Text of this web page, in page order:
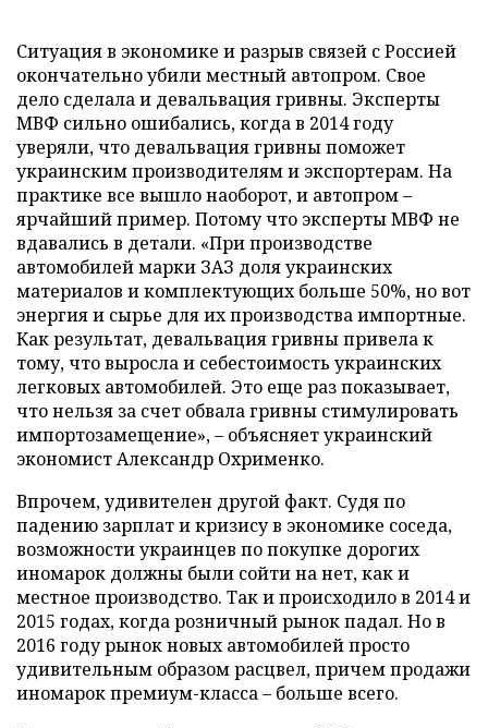
Ситуация в экономике и разрыв связей с Россией
окончательно убили местный автопром. Свое
дело сделала и девальвация гривны. Эксперты
МВФ сильно ошибались, когда в 2014 году
уверяли, что девальвация гривны поможет
украинским производителям и экспортерам. На
практике все вышло наоборот, и автопром –
ярчайший пример. Потому что эксперты МВФ не
вдавались в детали. «При производстве
автомобилей марки ЗАЗ доля украинских
материалов и комплектующих больше 50%, но вот
энергия и сырье для их производства импортные.
Как результат, девальвация гривны привела к
тому, что выросла и себестоимость украинских
легковых автомобилей. Это еще раз показывает,
что нельзя за счет обвала гривны стимулировать
импортозамещение», – объясняет украинский
экономист Александр Охрименко.
Впрочем, удивителен другой факт. Судя по
падению зарплат и кризису в экономике соседа,
возможности украинцев по покупке дорогих
иномарок должны были сойти на нет, как и
местное производство. Так и происходило в 2014 и
2015 годах, когда розничный рынок падал. Но в
2016 году рынок новых автомобилей просто
удивительным образом расцвел, причем продажи
иномарок премиум-класса – больше всего.